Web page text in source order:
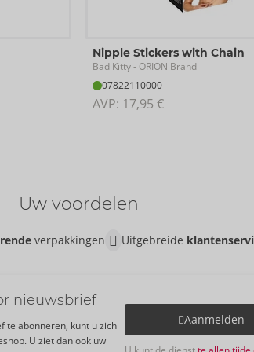
Nipple Stickers with Chain
Bad Kitty- ORION Brand
07822110000
AVP: 17,95 €
Uw voordelen
verpakkingen Uitgebreide
nieuwsbrief
te abonneren, kunt u zich
U ziet dan ook uw
Aanmelden